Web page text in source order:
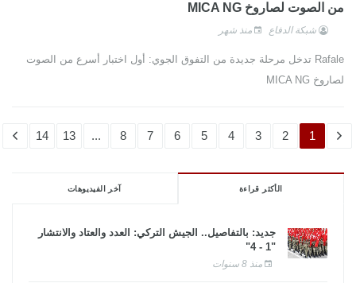
من الصوت لصاروخ MICA NG
شبكة الدفاع منذ شهر
Rafale تدخل مرحلة جديدة من التفوق الجوي: أول اختبار أسرع من الصوت
لصاروخ MICA NG
1
2
3
4
5
6
7
8
...
13
14
الأكثر قراءة آخر الفيديوهات
جديد: بالتفاصيل.. الجيش التركي: العدد والعتاد والانتشار
"1 - 4"
منذ 8 سنوات